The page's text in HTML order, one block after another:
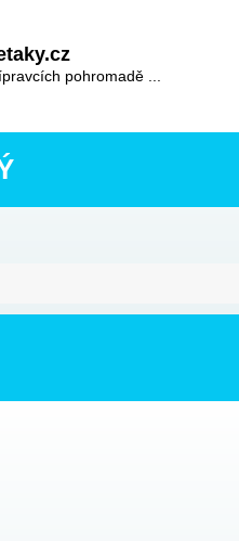
pohromadě ...